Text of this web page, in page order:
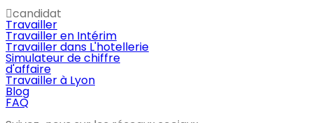
candidat
Travailler
Travailler en Intérim
Travailler dans L'hotellerie
Simulateur de chiffre
d'affaire
Travailler à Lyon
Blog
FAQ